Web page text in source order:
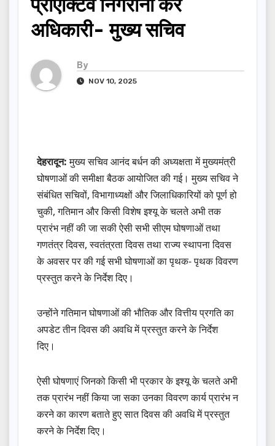
अधिकारी- मुख्य सचिव
By
NOV 10, 2025
देहरादून:मुख्य सचिव आनंद बर्धन की अध्यक्षता में मुख्यमंत्री
घोषणाओं की समीक्षा बैठक आयोजित की गई। मुख्य सचिव ने
संबंधित सचिवों, विभागाध्यक्षों और जिलाधिकारियों को पूर्ण हो
चुकी, गतिमान और किसी विशेष इश्यू के चलते अभी तक
प्रारंभ नहीं की जा सकी ऐसी सभी सीएम घोषणाओं तथा
गणतंत्र दिवस, स्वतंत्रता दिवस तथा राज्य स्थापना दिवस
के अवसर पर की गई सभी घोषणाओं का पृथक- पृथक विवरण
प्रस्तुत करने के निर्देश दिए।
उन्होंने गतिमान घोषणाओं की भौतिक और वित्तीय प्रगति का
अपडेट तीन दिवस की अवधि में प्रस्तुत करने के निर्देश
दिए।
ऐसी घोषणाएं जिनको किसी भी प्रकार के इश्यू के चलते अभी
तक प्रारंभ नहीं किया जा सका उनका विवरण कार्य प्रारंभ न
करने का कारण बताते हुए सात दिवस की अवधि में प्रस्तुत
करने के निर्देश दिए।